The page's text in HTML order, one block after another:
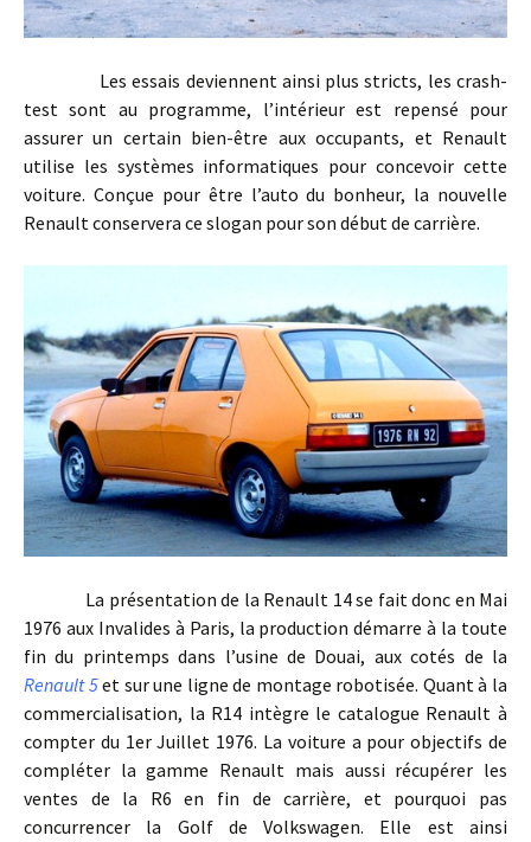
Les essais deviennent ainsi plus stricts, les crash-
test sont au programme, l’intérieur est repensé pour
assurer un certain bien-être aux occupants, et Renault
utilise les systèmes informatiques pour concevoir cette
voiture. Conçue pour être l’auto du bonheur, la nouvelle
Renault conservera ce slogan pour son début de carrière.
La présentation de la Renault 14 se fait donc en Mai
1976 aux Invalides à Paris, la production démarre à la toute
fin du printemps dans l’usine de Douai, aux cotés de la
Renault 5et sur une ligne de montage robotisée. Quant à la
commercialisation, la R14 intègre le catalogue Renault à
compter du 1er Juillet 1976. La voiture a pour objectifs de
compléter la gamme Renault mais aussi récupérer les
ventes de la R6 en fin de carrière, et pourquoi pas
concurrencer la Golf de Volkswagen. Elle est ainsi